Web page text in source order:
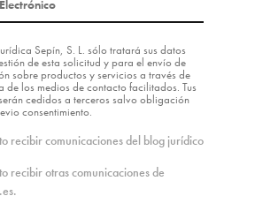
Sepín, S. L. sólo tratará sus datos
de esta solicitud y para el envío de
sobre productos y servicios a través de
de los medios de contacto facilitados. Tus
cedidos a terceros salvo obligación
consentimiento.
recibir comunicaciones del blog jurídico
recibir otras comunicaciones de